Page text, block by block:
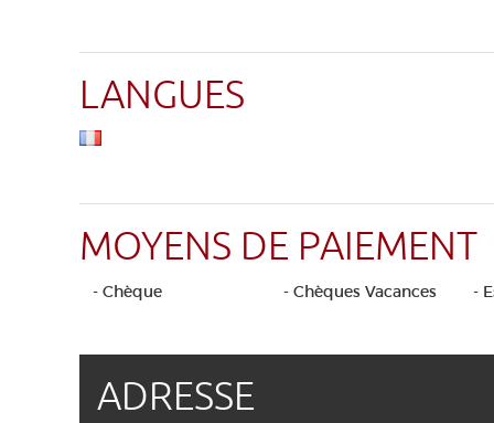
LANGUES
MOYENS DE PAIEMENT
- Chèque - Chèques Vacances -
ADRESSE